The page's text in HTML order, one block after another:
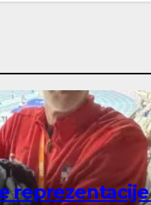
reprezentacije